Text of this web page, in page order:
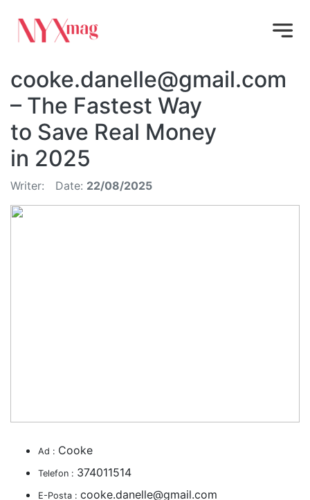
cooke.danelle@gmail.com
– The Fastest Way
to Save Real Money
in 2025
Writer: Date: 22/08/2025
Ad : Cooke
Telefon : 374011514
E-Posta : cooke.danelle@gmail.com